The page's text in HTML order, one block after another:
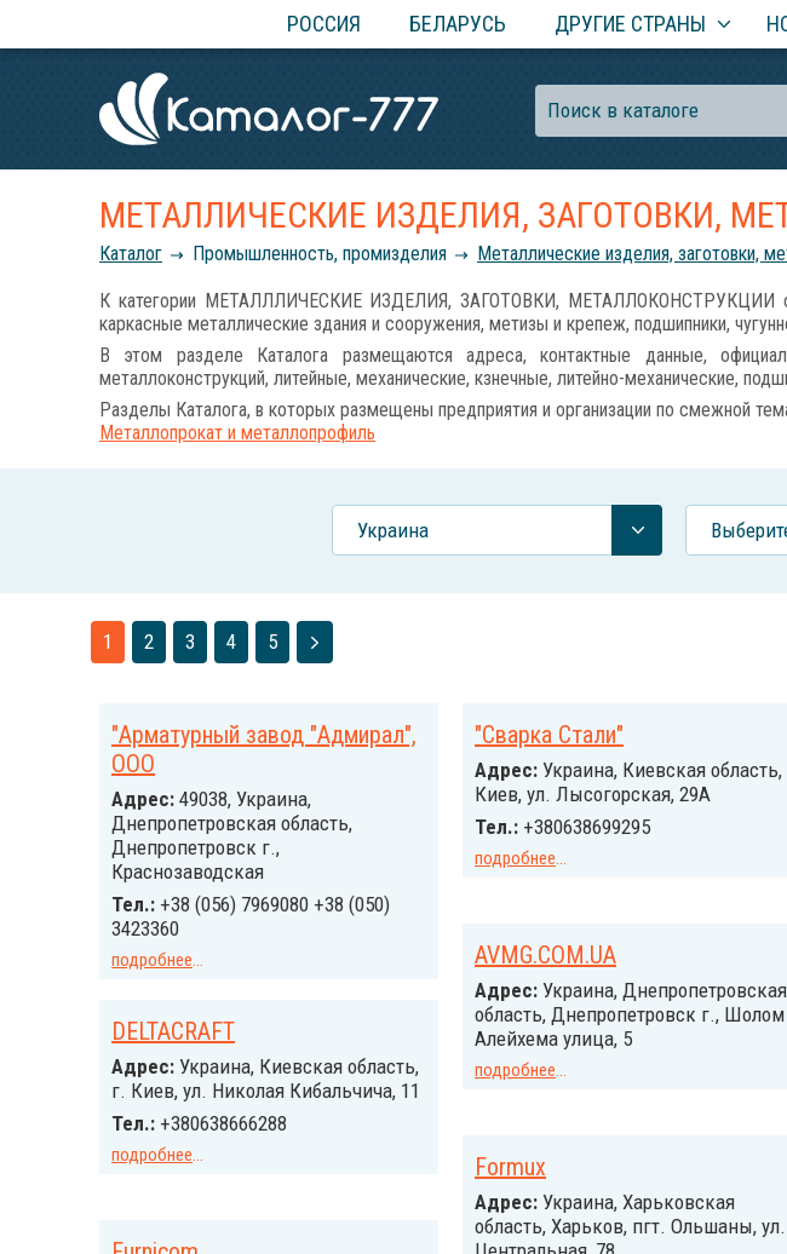
РОССИЯ БЕЛАРУСЬ ДРУГИЕ СТРАНЫ
МЕТАЛЛИЧЕСКИЕ ИЗДЕЛИЯ, ЗАГОТОВКИ,
Каталог Промышленность, промизделия Металлические изделия, заготовки,
К категории МЕТАЛЛЛИЧЕСКИЕ ИЗДЕЛИЯ, ЗАГОТОВКИ, МЕТАЛЛОКОНСТРУКЦИИ
каркасные металлические здания и сооружения, метизы и крепеж, подшипники,
В этом разделе Каталога размещаются адреса, контактные данные,
металлоконструкций, литейные, механические, кзнечные, литейно-механические,
Разделы Каталога, в которых размещены предприятия и организации по смежной
Металлопрокат и металлопрофиль
Украина
1 2 3 4 5
"Арматурный завод "Адмирал",
ООО
Адрес: 49038, Украина,
Днепропетровская область,
Днепропетровск г.,
Краснозаводская
Тел.: +38 (056) 7969080 +38 (050)
3423360
подробнее...
"Сварка Стали"
Адрес: Украина, Киевская область,
Киев, ул. Лысогорская, 29А
Тел.: +380638699295
подробнее...
AVMG.COM.UA
Адрес: Украина, Днепропетровская
область, Днепропетровск г., Шолом
Алейхема улица, 5
подробнее...
DELTACRAFT
Адрес: Украина, Киевская область,
г. Киев, ул. Николая Кибальчича, 11
Тел.: +380638666288
подробнее... Formux
Адрес: Украина, Харьковская
область, Харьков, пгт. Ольшаны, ул.